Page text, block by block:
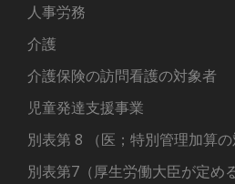
人事労務
介護
介護保険の訪問看護の対象者
児童発達支援事業
別表第 8 （医；特別管理加算の
別表第7（厚生労働大臣が定め